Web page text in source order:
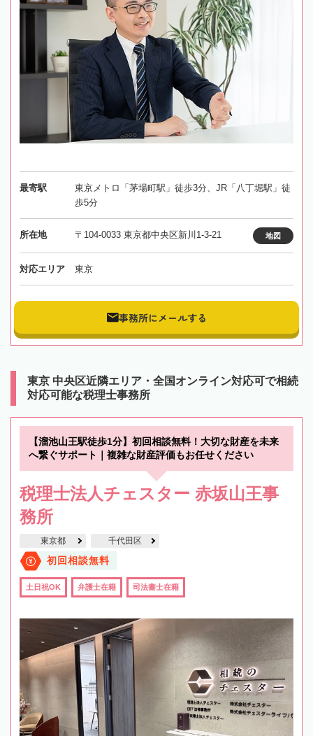
最寄駅
東京メトロ「茅場町駅」徒歩3分、JR「八丁堀駅」徒
歩5分
所在地 〒104-0033 東京都中央区新川1-3-21 地図
対応エリア 東京
事務所にメールする
東京 中央区近隣エリア・全国オンライン対応可で相続
対応可能な税理士事務所
【溜池山王駅徒歩1分】初回相談無料！大切な財産を未来
へ繋ぐサポート｜複雑な財産評価もお任せください
税理士法人チェスター 赤坂山王事
務所
東京都 千代田区
初回相談無料
土日祝OK 弁護士在籍 司法書士在籍